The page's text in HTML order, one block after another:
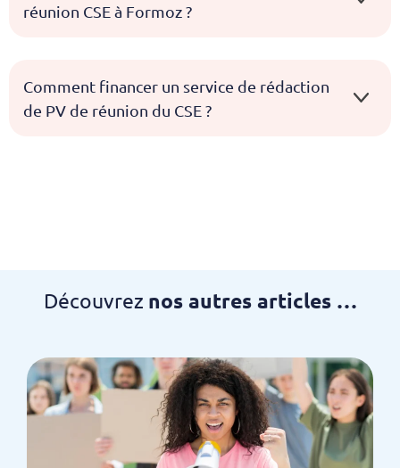
réunion CSE à Formoz ?
Comment financer un service de rédaction
de PV de réunion du CSE ?
Découvrez nos autres articles …